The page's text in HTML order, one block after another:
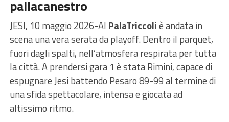
pallacanestro
JESI, 10 maggio 2026-Al PalaTriccoliè andata in
scena una vera serata da playoff. Dentro il parquet,
fuori dagli spalti, nell’atmosfera respirata per tutta
la città. A prendersi gara 1 è stata Rimini, capace di
espugnare Jesi battendo Pesaro 89-99 al termine di
una sfida spettacolare, intensa e giocata ad
altissimo ritmo.